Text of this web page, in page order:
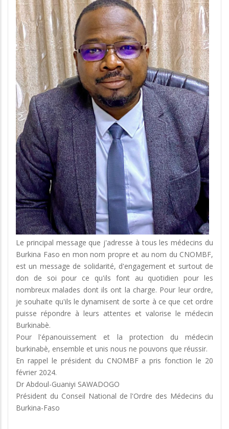
Le principal message que j'adresse à tous les médecins du
Burkina Faso en mon nom propre et au nom du CNOMBF,
est un message de solidarité, d'engagement et surtout de
don de soi pour ce qu'ils font au quotidien pour les
nombreux malades dont ils ont la charge. Pour leur ordre,
je souhaite qu'ils le dynamisent de sorte à ce que cet ordre
puisse répondre à leurs attentes et valorise le médecin
Burkinabè.
Pour l'épanouissement et la protection du médecin
burkinabè, ensemble et unis nous ne pouvons que réussir.
En rappel le président du CNOMBF a pris fonction le 20
février 2024.
Dr Abdoul-Guaniyi SAWADOGO
Président du Conseil National de l'Ordre des Médecins du
Burkina-Faso